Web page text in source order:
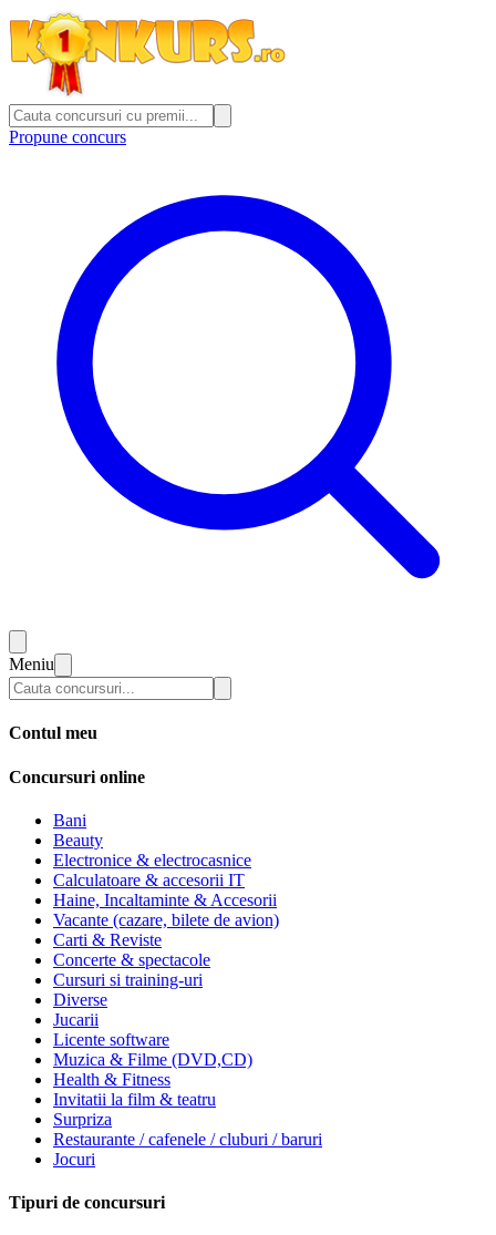
Propune concurs
Meniu
Contul meu
Concursuri online
Bani
Beauty
Electronice & electrocasnice
Calculatoare & accesorii IT
Haine, Incaltaminte & Accesorii
Vacante (cazare, bilete de avion)
Carti & Reviste
Concerte & spectacole
Cursuri si training-uri
Diverse
Jucarii
Licente software
Muzica & Filme (DVD,CD)
Health & Fitness
Invitatii la film & teatru
Surpriza
Restaurante / cafenele / cluburi / baruri
Jocuri
Tipuri de concursuri